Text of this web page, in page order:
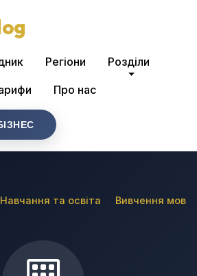
Регіони Розділи
Про нас
Навчання та освіта
Вивчення мов